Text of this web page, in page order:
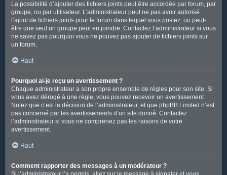
La possibilité d’ajouter des fichiers joints peut être accordée par forum, par
groupe, ou par utilisateur. L’administrateur peut ne pas avoir autorisé
l’ajout de fichiers joints pour le forum dans lequel vous postez, ou peut-
être que seul un groupe peut en joindre. Contactez l’administrateur si vous
ne savez pas pourquoi vous ne pouvez pas ajouter de fichiers joints sur
un forum.
Haut
Pourquoi ai-je reçu un avertissement ?
Chaque administrateur a son propre ensemble de règles pour son site. Si
vous avez dérogé à une règle, vous pouvez recevoir un avertissement.
Notez que c’est la décision de l’administrateur, et que phpBB Limited n’est
pas concerné par les avertissements d’un site donné. Contactez
l’administrateur si vous ne comprenez pas les raisons de votre
avertissement.
Haut
Comment rapporter des messages à un modérateur ?